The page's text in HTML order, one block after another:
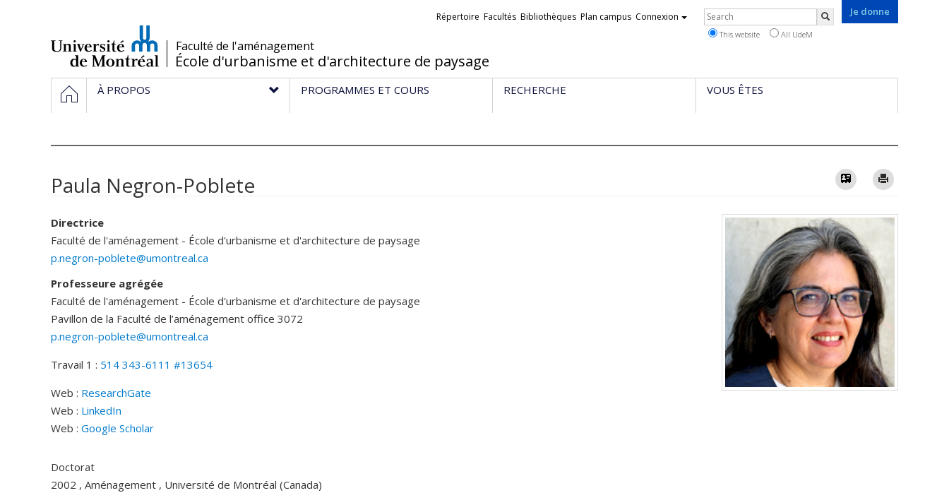
/Faculté de l'aménagement
École d'urbanisme et d'architecture de paysage
Je donne
Liens
Répertoire Facultés Bibliothèques Plan campus Connexion Rechercher
This website All UdeM
Navigation
principale
HOMEÀ PROPOS PROGRAMMES ET COURS RECHERCHE VOUS ÊTES
Paula Negron-Poblete Vcard
Directrice
Faculté de l'aménagement - École d'urbanisme et d'architecture de paysage
p.negron-poblete@umontreal.ca
Professeure agrégée
Faculté de l'aménagement - École d'urbanisme et d'architecture de paysage
Pavillon de la Faculté de l’aménagement office 3072
p.negron-poblete@umontreal.ca
Travail 1 : 514 343-6111 #13654
Web : ResearchGate
Web : LinkedIn
Web : Google Scholar
Doctorat
2002 , Aménagement , Université de Montréal (Canada)